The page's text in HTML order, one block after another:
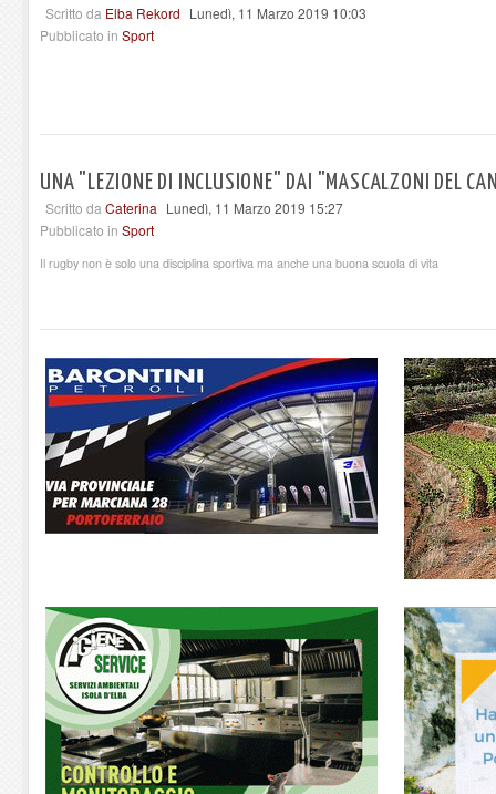
Scritto da Elba Rekord Lunedì, 11 Marzo 2019 10:03
Pubblicato in Sport
UNA "LEZIONE DI INCLUSIONE" DAI "MASCALZONI DEL
Scritto da Caterina Lunedì, 11 Marzo 2019 15:27
Pubblicato in Sport
Il rugby non è solo una disciplina sportiva ma anche una buona scuola di vita